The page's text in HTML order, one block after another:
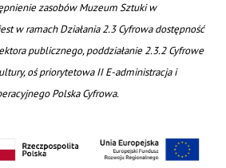
zasobów Muzeum Sztuki w
w ramach Działania 2.3 Cyfrowa dostępność
publicznego, poddziałanie 2.3.2 Cyfrowe
oś priorytetowa II E-administracja i
Polska Cyfrowa.